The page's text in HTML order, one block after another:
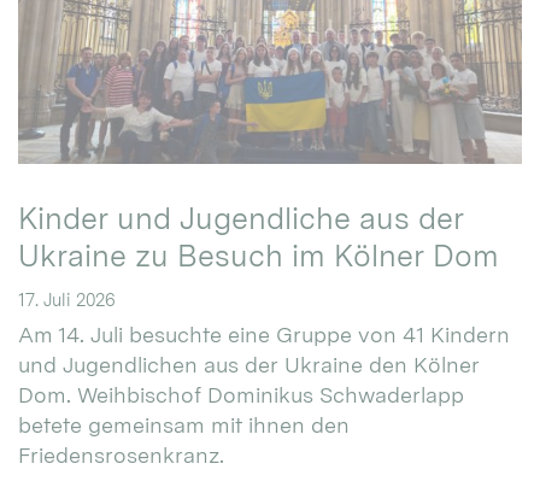
Kinder und Jugendliche aus der
Ukraine zu Besuch im Kölner Dom
17. Juli 2026
Am 14. Juli besuchte eine Gruppe von 41 Kindern
und Jugendlichen aus der Ukraine den Kölner
Dom. Weihbischof Dominikus Schwaderlapp
betete gemeinsam mit ihnen den
Friedensrosenkranz.